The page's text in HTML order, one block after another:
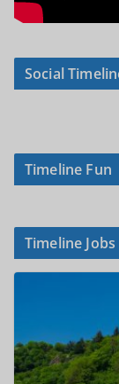
Social
Timeline Fun
Timeline Jobs